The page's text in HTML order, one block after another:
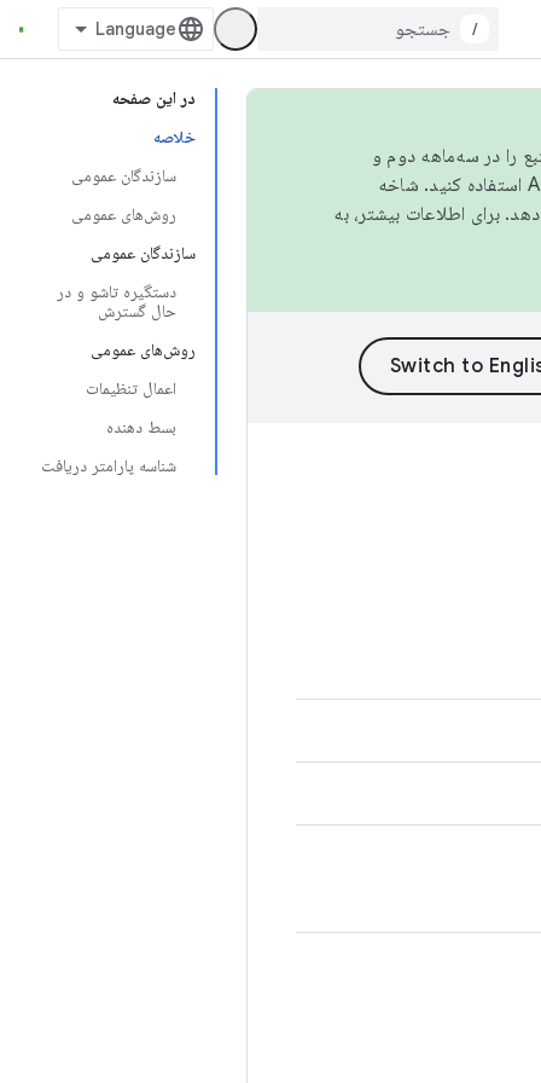
/
در این صفحه
خلاصه
سازندگان عمومی
روش‌های عمومی
سازندگان عمومی
دستگیره تاشو و در
حال گسترش
روش‌های عمومی
اعمال تنظیمات
بسط دهنده
شناسه پارامتر دریافت
را در سه‌ماهه دوم و
استفاده کنید. شاخه